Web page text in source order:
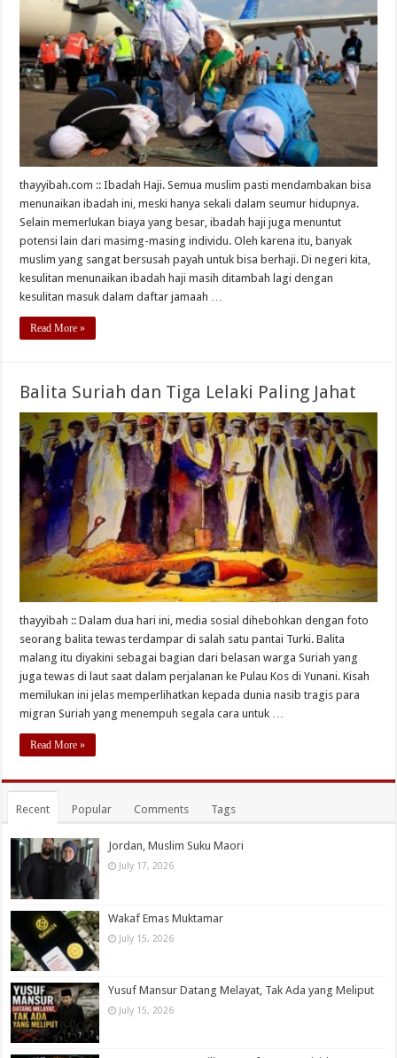
thayyibah.com :: Ibadah Haji. Semua muslim pasti mendambakan bisa
menunaikan ibadah ini, meski hanya sekali dalam seumur hidupnya.
Selain memerlukan biaya yang besar, ibadah haji juga menuntut
potensi lain dari masimg-masing individu. Oleh karena itu, banyak
muslim yang sangat bersusah payah untuk bisa berhaji. Di negeri kita,
kesulitan menunaikan ibadah haji masih ditambah lagi dengan
kesulitan masuk dalam daftar jamaah …
Read More »
Balita Suriah dan Tiga Lelaki Paling Jahat
thayyibah :: Dalam dua hari ini, media sosial dihebohkan dengan foto
seorang balita tewas terdampar di salah satu pantai Turki. Balita
malang itu diyakini sebagai bagian dari belasan warga Suriah yang
juga tewas di laut saat dalam perjalanan ke Pulau Kos di Yunani. Kisah
memilukan ini jelas memperlihatkan kepada dunia nasib tragis para
migran Suriah yang menempuh segala cara untuk …
Read More »
Recent Popular Comments Tags
Jordan, Muslim Suku Maori
July 17, 2026
Wakaf Emas Muktamar
July 15, 2026
Yusuf Mansur Datang Melayat, Tak Ada yang Meliput
July 15, 2026